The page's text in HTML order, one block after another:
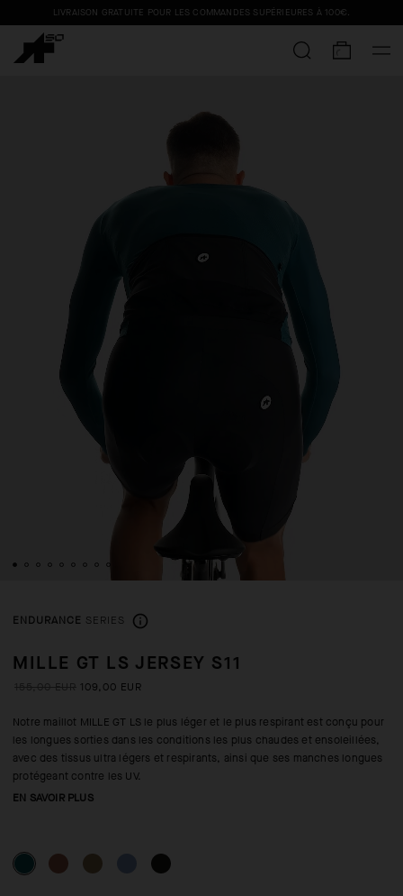
LIVRAISON GRATUITE POUR LES COMMANDES SUPÉRIEURES À 100€.
ENDURANCE SERIES
MILLE GT LS JERSEY S11
109,00 EUR
Notre maillot MILLE GT LS le plus léger et le plus respirant est conçu pour
les longues sorties dans les conditions les plus chaudes et ensoleillées,
avec des tissus ultra légers et respirants, ainsi que ses manches longues
protégeant contre les UV.
EN SAVOIR PLUS